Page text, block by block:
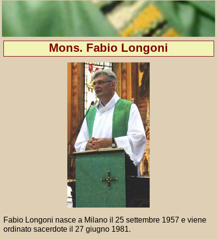
Mons. Fabio Longoni
Fabio Longoni nasce a Milano il 25 settembre 1957 e viene
ordinato sacerdote il 27 giugno 1981.